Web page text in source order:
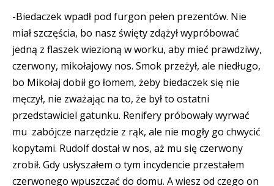
-Biedaczek wpadł pod furgon pełen prezentów. Nie
miał szczęścia, bo nasz święty zdążył wypróbować
jedną z flaszek wiezioną w worku, aby mieć prawdziwy,
czerwony, mikołajowy nos. Smok przeżył, ale niedługo,
bo Mikołaj dobił go łomem, żeby biedaczek się nie
męczył, nie zważając na to, że był to ostatni
przedstawiciel gatunku. Renifery próbowały wyrwać
mu zabójcze narzędzie z rąk, ale nie mogły go chwycić
kopytami. Rudolf dostał w nos, aż mu się czerwony
zrobił. Gdy usłyszałem o tym incydencie przestałem
czerwonego wpuszczać do domu. A wiesz od czego on